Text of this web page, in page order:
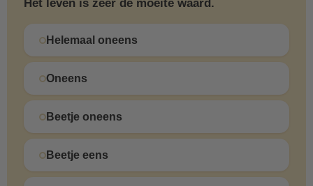
Het leven is zeer de moeite waard.
Helemaal oneens
Oneens
Beetje oneens
Beetje eens